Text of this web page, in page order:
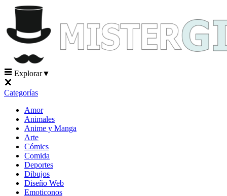
Explorar▼
Categorías
Amor
Animales
Anime y Manga
Arte
Cómics
Comida
Deportes
Dibujos
Diseño Web
Emoticonos